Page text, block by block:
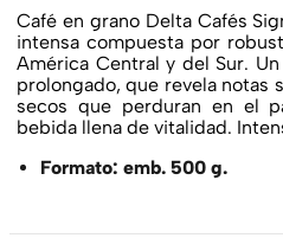
Café en grano Delta Cafés
intensa compuesta por
América Central y del Sur.
prolongado, que revela notas
secos que perduran en el
bebida llena de vitalidad.
Formato: emb. 500 g.